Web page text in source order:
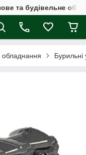
та будівельне
обладнання Бурильні